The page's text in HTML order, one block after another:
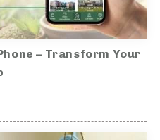
– Transform Your